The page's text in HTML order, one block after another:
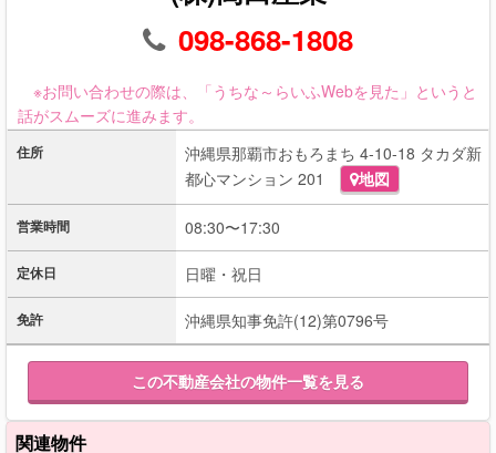
098-868-1808
※お問い合わせの際は、「うちな～らいふWebを見た」というと
話がスムーズに進みます。
住所
沖縄県那覇市おもろまち 4-10-18 タカダ新
都心マンション 201
地図
営業時間 08:30〜17:30
定休日 日曜・祝日
免許 沖縄県知事免許(12)第0796号
この不動産会社の物件一覧を見る
関連物件